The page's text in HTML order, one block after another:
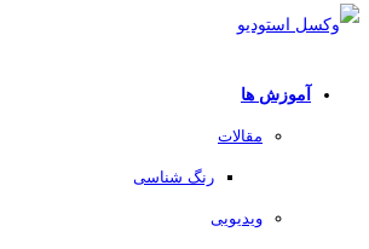
آموزش ها
مقالات
رنگ شناسی
ویدیویی